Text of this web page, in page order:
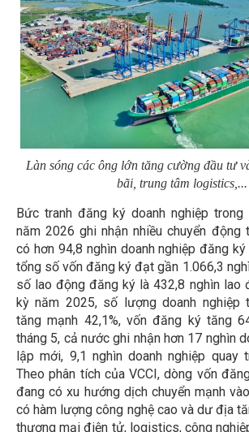
Làn sóng các ông lớn tăng cường đầu tư
bãi, trung tâm logistics,...
Bức tranh đăng ký doanh nghiệp trong
năm 2026 ghi nhận nhiều chuyển động
có hơn 94,8 nghìn doanh nghiệp đăng
tổng số vốn đăng ký đạt gần 1.066,3
số lao động đăng ký là 432,8 nghìn lao
kỳ năm 2025, số lượng doanh nghiệp
tăng mạnh 42,1%, vốn đăng ký tăng
tháng 5, cả nước ghi nhận hơn 17 nghìn
lập mới, 9,1 nghìn doanh nghiệp quay
Theo phân tích của VCCI, dòng vốn
đang có xu hướng dịch chuyển mạnh
có hàm lượng công nghệ cao và dư địa
thương mại điện tử, logistics, công